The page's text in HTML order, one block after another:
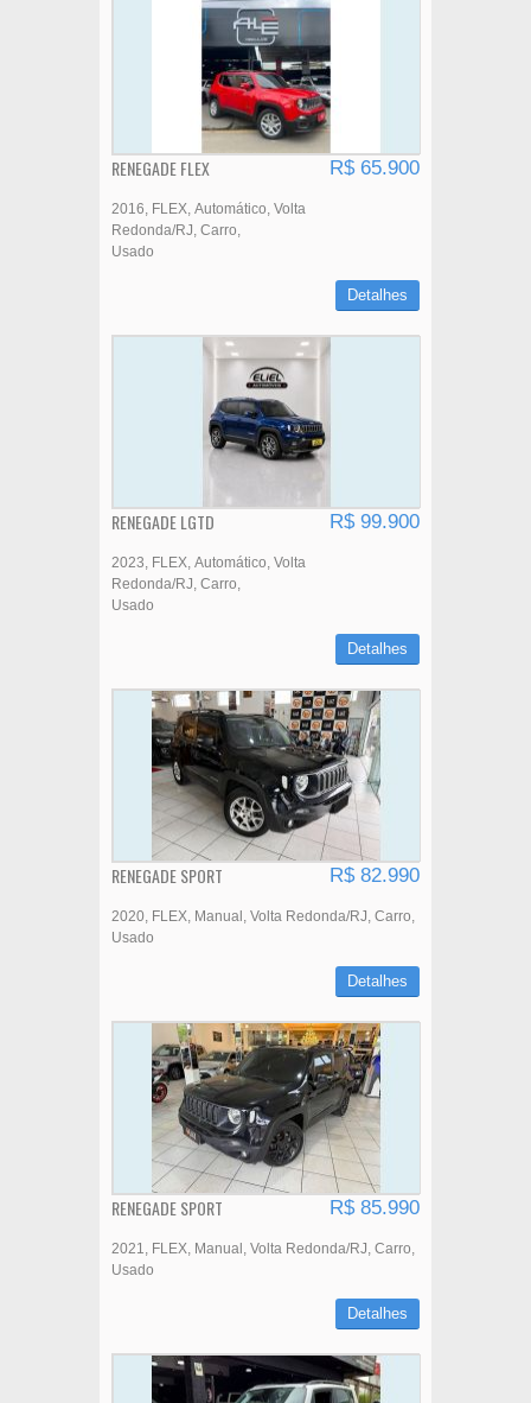
RENEGADE FLEX R$ 65.900
2016 FLEX Automático Volta
Redonda/RJ Carro
Usado
Detalhes
RENEGADE LGTD R$ 99.900
2023 FLEX Automático Volta
Redonda/RJ Carro
Usado
Detalhes
RENEGADE SPORT R$ 82.990
2020 FLEX Manual Volta Redonda/RJ Carro
Usado
Detalhes
RENEGADE SPORT R$ 85.990
2021 FLEX Manual Volta Redonda/RJ Carro
Usado
Detalhes